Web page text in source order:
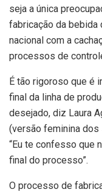
seja a única
fabricação da bebida
nacional com a
processos de
É tão rigoroso que é
final da linha de
desejado, diz Laura
(versão feminina dos
“Eu te confesso que
final do processo”.
O processo de